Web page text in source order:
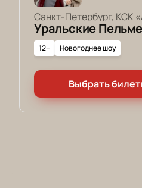
Санкт-Петербург, КСК
Уральские
12+ Новогоднее шоу
Выбрать